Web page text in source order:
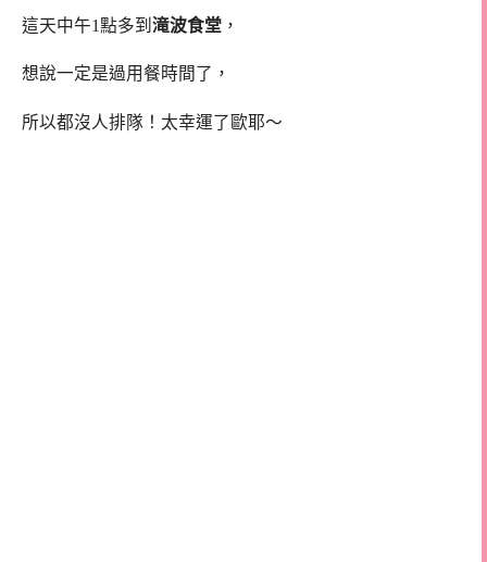
這天中午1點多到 滝波食堂 ，
想說一定是過用餐時間了，
所以都沒人排隊！太幸運了歐耶～